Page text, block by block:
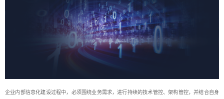
企业内部信息化建设过程中，必须围绕业务需求，进行持续的技术管控、架构管控，并结合自身